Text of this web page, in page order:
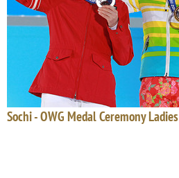
Sochi - OWG Medal Ceremony Ladies